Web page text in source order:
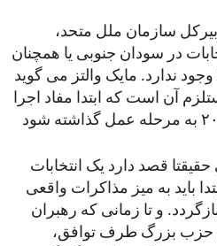
سازمان ملل متحد،
در سودان جنوبی یا همچنان
ندارد. مایک والتز می گوید
آن است که ابتدا مفاد اجرا
قصد دارد یک انتخابات
باید به میز مذاکرات واقعی
و تا زمانی که رهبران
حزب بزرگ طرف توافق،